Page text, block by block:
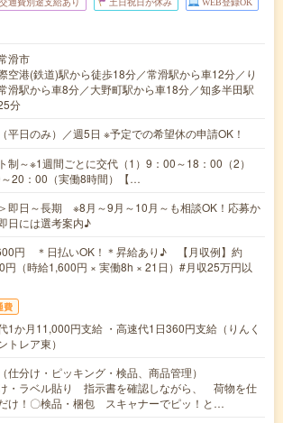
交通費別途支給あり 土日祝日が休み WEB登録OK
滑市
空港(鉄道)駅から徒歩18分／常滑駅から車12分／り
滑駅から車8分／大野町駅から車18分／知多半田駅
分
平日のみ）／週5日 ※予定での希望休の申請OK！
制～※1週間ごとに交代（1）9：00～18：00（2）
20：00（実働8時間）【…
即日～長期 ※8月～9月～10月～も相談OK！応募か
日には選考案内♪
円 ＊日払いOK！＊昇給あり♪ 【月収例】約
円（時給1,600円 × 実働8h × 21日）#月収25万円以
費
1か月11,000円支給 ・高速代1日360円支給（りんく
トレア東）
仕分け・ピッキング・検品、商品管理）
・ラベル貼り 指示書を確認しながら、 荷物を仕
け！〇検品・梱包 スキャナーでピッ！と…